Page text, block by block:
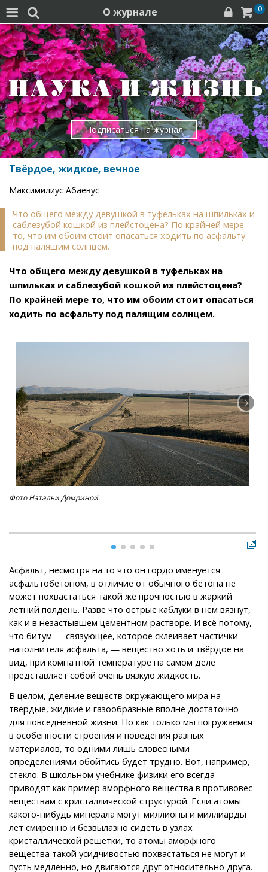
  О журнале   0
Подписаться на журнал
Твёрдое, жидкое, вечное
Максимилиус Абаевус
Что общего между девушкой в туфельках на шпильках и
саблезубой кошкой из плейстоцена? По крайней мере
то, что им обоим стоит опасаться ходить по асфальту
под палящим солнцем.
Что общего между девушкой в туфельках на
шпильках и саблезубой кошкой из плейстоцена?
По крайней мере то, что им обоим стоит опасаться
ходить по асфальту под палящим солнцем.
Фото Натальи Домриной.
Асфальт, несмотря на то что он гордо именуется
асфальтобетоном, в отличие от обычного бетона не
может похвастаться такой же прочностью в жаркий
летний полдень. Разве что острые каблуки в нём вязнут,
как и в незастывшем цементном растворе. И всё потому,
что битум — связующее, которое склеивает частички
наполнителя асфальта, — вещество хоть и твёрдое на
вид, при комнатной температуре на самом деле
представляет собой очень вязкую жидкость.
В целом, деление веществ окружающего мира на
твёрдые, жидкие и газообразные вполне достаточно
для повседневной жизни. Но как только мы погружаемся
в особенности строения и поведения разных
материалов, то одними лишь словесными
определениями обойтись будет трудно. Вот, например,
стекло. В школьном учебнике физики его всегда
приводят как пример аморфного вещества в противовес
веществам с кристаллической структурой. Если атомы
какого-нибудь минерала могут миллионы и миллиарды
лет смиренно и безвылазно сидеть в узлах
кристаллической решётки, то атомы аморфного
вещества такой усидчивостью похвастаться не могут и
пусть медленно, но двигаются друг относительно друга.